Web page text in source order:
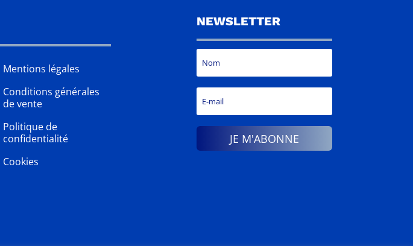
Mentions légales
Conditions générales
de vente
Politique de
confidentialité
Cookies
NEWSLETTER
JE M'ABONNE